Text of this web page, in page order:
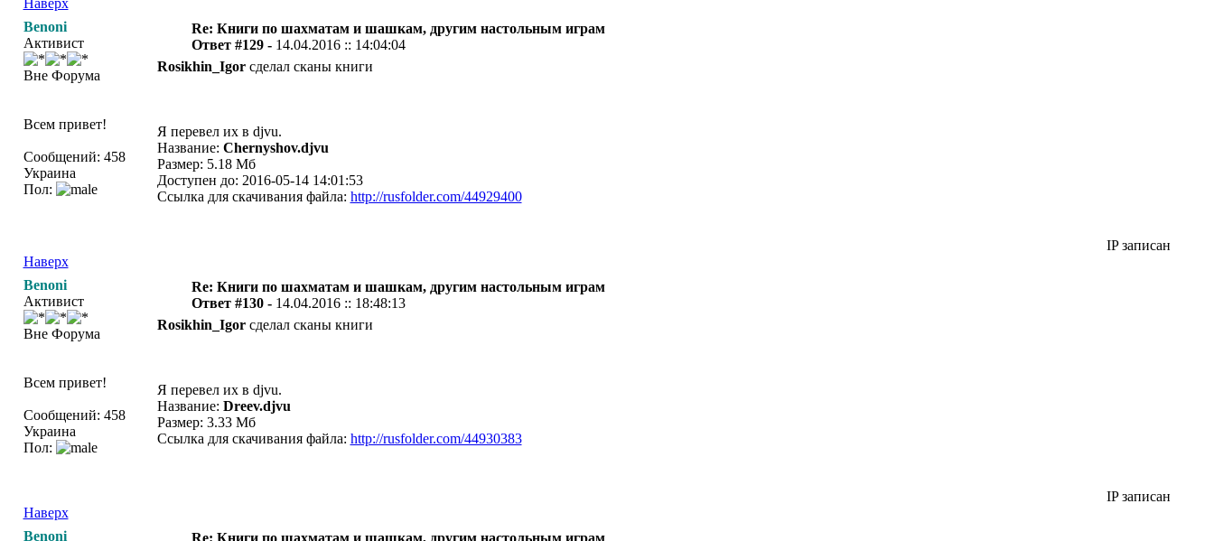
Наверх
Benoni
Активист
Вне Форума
Всем привет!
Сообщений: 458
Украина
Пол:
Re: Книги по шахматам и шашкам, другим настольным играм
Ответ #129 - 14.04.2016 :: 14:04:04
Rosikhin_Igorсделал сканы книги
Я перевел их в djvu.
Название: Chernyshov.djvu
Размер: 5.18 Мб
Доступен до: 2016-05-14 14:01:53
Ссылка для скачивания файла: http://rusfolder.com/44929400
Наверх
IP записан
Benoni
Активист
Вне Форума
Всем привет!
Сообщений: 458
Украина
Пол:
Re: Книги по шахматам и шашкам, другим настольным играм
Ответ #130 - 14.04.2016 :: 18:48:13
Rosikhin_Igorсделал сканы книги
Я перевел их в djvu.
Название: Dreev.djvu
Размер: 3.33 Мб
Ссылка для скачивания файла: http://rusfolder.com/44930383
Наверх
IP записан
Benoni Re: Книги по шахматам и шашкам, другим настольным играм